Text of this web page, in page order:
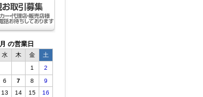
の営業日
水 木 金
土
1
2
6 7 8
9
13 14 15 16